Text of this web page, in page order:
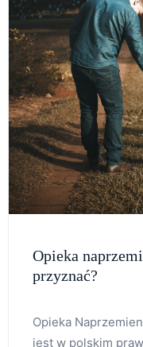
Opieka
przyznać?
Opieka
jest w polskim